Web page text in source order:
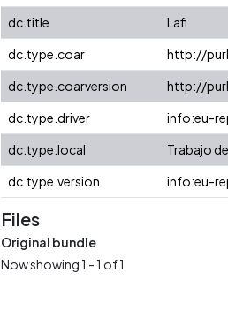
dc.title
Lafi
dc.type.coar
http://
dc.type.coarversion
http://
dc.type.driver
info:eu-
dc.type.local
Trabajo
dc.type.version
info:eu-
Files
Original bundle
Now showing1 - 1 of 1